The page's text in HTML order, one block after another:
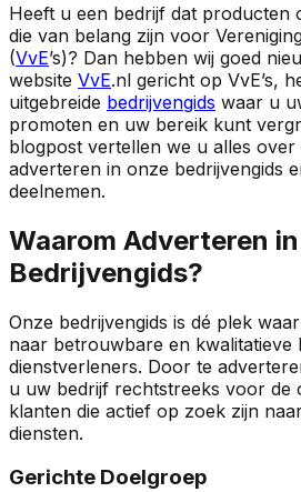
Heeft u een bedrijf dat producten
die van belang zijn voor
(VvE’s)? Dan hebben wij goed
website VvE.nl gericht op VvE’s,
uitgebreide bedrijvengids waar u
promoten en uw bereik kunt
blogpost vertellen we u alles
adverteren in onze bedrijvengids
deelnemen.
Waarom Adverteren
Bedrijvengids?
Onze bedrijvengids is dé plek
naar betrouwbare en kwalitatieve
dienstverleners. Door te
u uw bedrijf rechtstreeks voor de
klanten die actief op zoek zijn
diensten.
Gerichte Doelgroep